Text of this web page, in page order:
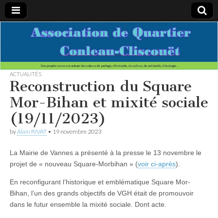
Association
de
Quartier
Conleau-
Cliscouet
Des projets
valeurs de
partage,
d’entraide,
de culture,
de
solidarité,
d’écologie…
ACTUALITÉS
Reconstruction du Square
Mor-Bihan et mixité sociale
(19/11/2023)
byAlain RIVAT • 19 novembre 2023
La Mairie de Vannes a présenté à la presse le 13 novembre le
projet de « nouveau Square-Morbihan » (voir ci-après).
En reconfigurant l’historique et emblématique Square Mor-
Bihan, l’un des grands objectifs de VGH était de promouvoir
dans le futur ensemble la mixité sociale. Dont acte.